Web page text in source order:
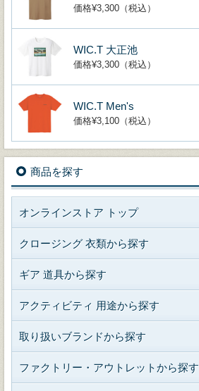
価格¥3,300（税込）
WIC.T 大正池
価格¥3,300（税込）
WIC.T Men's
価格¥3,100（税込）
商品を探す
オンラインストア トップ
クロージング 衣類から探す
ギア 道具から探す
アクティビティ 用途から探す
取り扱いブランドから探す
ファクトリー・アウトレットから探す